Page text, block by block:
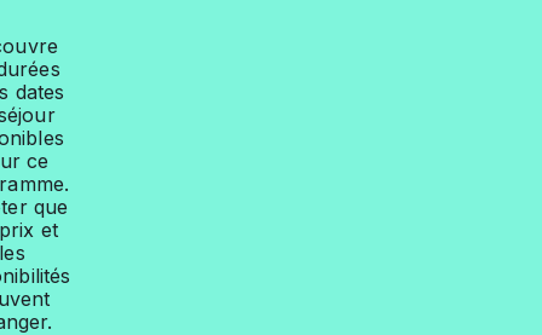
dates
ce
que
et
les